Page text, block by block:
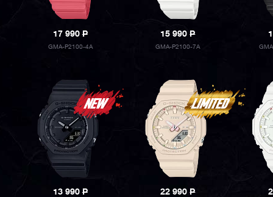
17 990P
GMA-P2100-4A
15 990P
GMA-P2100-7A
13 990P 22 990P